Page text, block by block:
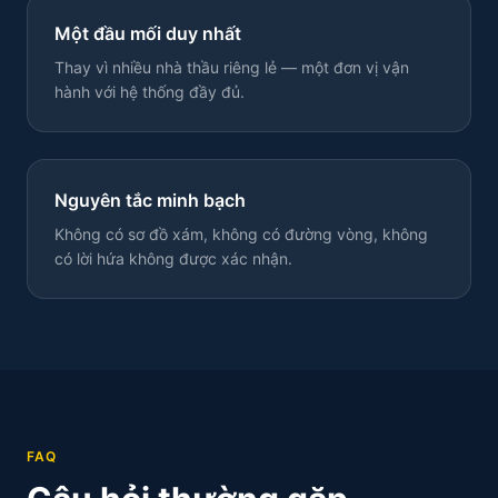
Một đầu mối duy nhất
Thay vì nhiều nhà thầu riêng lẻ — một đơn vị vận
hành với hệ thống đầy đủ.
Nguyên tắc minh bạch
Không có sơ đồ xám, không có đường vòng, không
có lời hứa không được xác nhận.
FAQ